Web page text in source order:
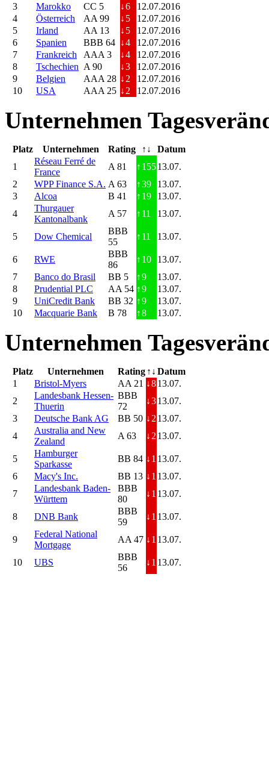
3
Marokko CC 5 ↓6
12.07.2016
4
Österreich AA 99 ↓ 5
12.07.2016
5
Irland AA 13 ↓ 5
12.07.2016
6
Spanien BBB 64 ↓4
12.07.2016
7
Frankreich AAA 3 ↓4
12.07.2016
8
Tschechien A 90 ↓3
12.07.2016
9
Belgien AAA 28 ↓ 2
12.07.2016
10
USA AAA 25 ↓ 2 12.07.2016
Unternehmen
Platz Unternehmen Rating ↑↓
Datum
1
Réseau Ferré de
France
A 81 ↑ 15513.07.
2
WPP Finance S.A. A 63 ↑39
13.07.
3
Alcoa B 41 ↑ 19
13.07.
4
Thurgauer
Kantonalbank
A 57 ↑ 11 13.07.
5 Dow Chemical
BBB
55
↑ 11 13.07.
6 RWE
BBB
86
↑ 10
13.07.
7
Banco do Brasil BB 5 ↑9
13.07.
8
Prudential PLC AA 54 ↑9
13.07.
9
UniCredit Bank BB 32 ↑9
13.07.
10
Macquarie Bank B 78 ↑8 13.07.
Unternehmen
Platz Unternehmen Rating ↑↓ Datum
1
Bristol-Myers AA 21 ↓813.07.
2
Landesbank Hessen-
Thuerin
BBB
72
↓313.07.
3
Deutsche Bank AG BB 50 ↓ 2 13.07.
4
Australia and New
Zealand
A 63 ↓ 2 13.07.
5
Hamburger
Sparkasse
BB 84 ↓ 1 13.07.
6
Macy's Inc. BB 13 ↓ 1 13.07.
7
Landesbank Baden-
Württem
BBB
80
↓ 1 13.07.
8 DNB Bank
BBB
59
↓ 1 13.07.
9
Federal National
Mortgage
AA 47 ↓ 1 13.07.
10 UBS
BBB
56
↓ 1 13.07.